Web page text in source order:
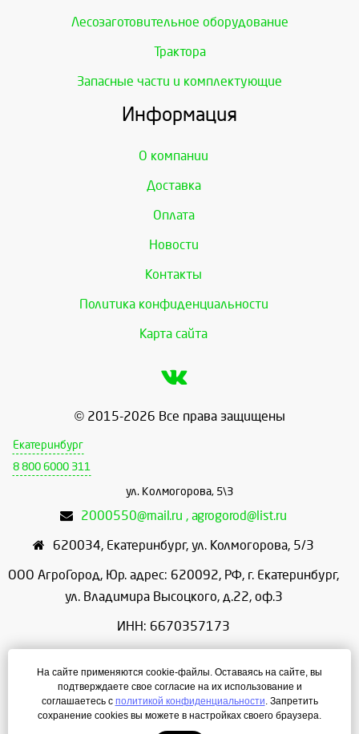
Лесозаготовительное оборудование
Трактора
Запасные части и комплектующие
Информация
О компании
Доставка
Оплата
Новости
Контакты
Политика конфиденциальности
Карта сайта
© 2015-2026 Все права защищены
Екатеринбург
8 800 6000 311
ул. Колмогорова, 5\3
2000550@mail.ru , agrogorod@list.ru
620034, Екатеринбург, ул. Колмогорова, 5/3
ООО АгроГород, Юр. адрес: 620092, РФ, г. Екатеринбург,
ул. Владимира Высоцкого, д.22, оф.3
ИНН: 6670357173
ОГРН: 1156658086166
Режим работы: с 9:00 до 18:00
На сайте применяются cookie-файлы. Оставаясь на сайте, вы
подтверждаете свое согласие на их использование и
соглашаетесь с политикой конфиденциальности. Запретить
сохранение cookies вы можете в настройках своего браузера.